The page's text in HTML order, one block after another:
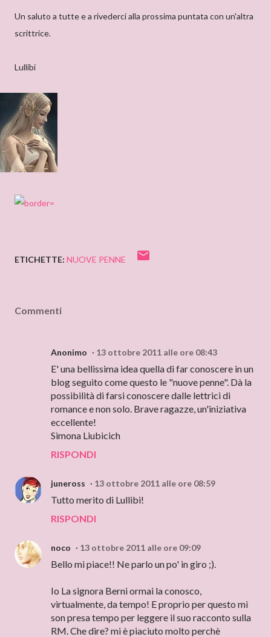
Un saluto a tutte e a rivederci alla prossima puntata con un'altra
scrittrice.
Lullibi
ETICHETTE: NUOVE PENNE
Commenti
Anonimo 13 ottobre 2011 alle ore 08:43
E' una bellissima idea quella di far conoscere in un
blog seguito come questo le "nuove penne". Dà la
possibilità di farsi conoscere dalle lettrici di
romance e non solo. Brave ragazze, un'iniziativa
eccellente!
Simona Liubicich
RISPONDI
juneross 13 ottobre 2011 alle ore 08:59
Tutto merito di Lullibi!
RISPONDI
noco 13 ottobre 2011 alle ore 09:09
Bello mi piace!! Ne parlo un po' in giro ;).
Io La signora Berni ormai la conosco,
virtualmente, da tempo! E proprio per questo mi
son presa tempo per leggere il suo racconto sulla
RM. Che dire? mi è piaciuto molto perchè